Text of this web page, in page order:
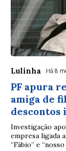
Lulinha Há 8
PF apura
amiga de
descontos
Investigação
empresa ligada
“Fábio” e